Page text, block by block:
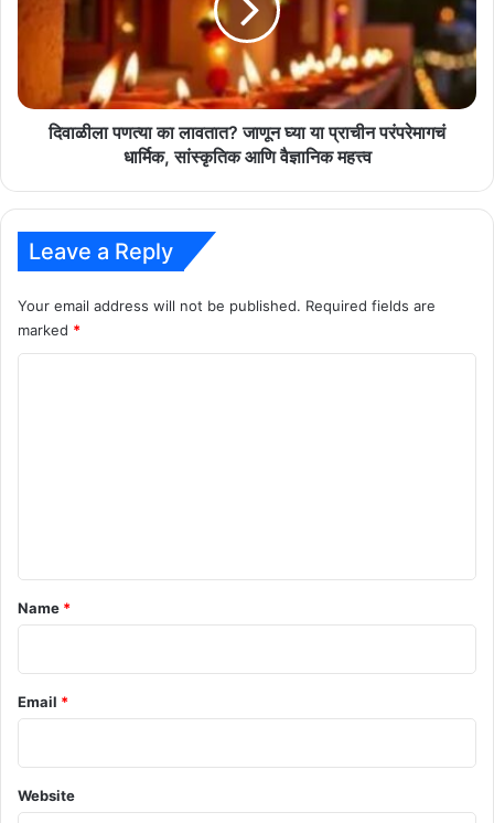
जाणून
परंपरेमागचं
धार्मिक,दिवाळीला पणत्या का लावतात? जाणून घ्या या प्राचीन परंपरेमागचं
धार्मिक, सांस्कृतिक आणि वैज्ञानिक महत्त्व
Leave a Reply
Your email address will not be published. Required fields are
marked *
*
Name *
Email *
Website